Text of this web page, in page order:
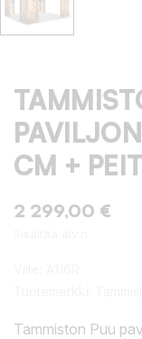
CM +
2 299,00 €
Tammiston Puu